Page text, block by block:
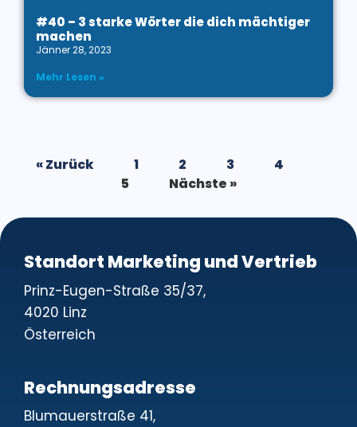
#40 – 3 starke Wörter die dich mächtiger
machen
Jänner 28, 2023
Mehr Lesen »
« Zurück 1 2 3
4
5
Nächste »
Standort Marketing und Vertrieb
Prinz-Eugen-Straße 35/37,
4020 Linz
Österreich
Rechnungsadresse
Blumauerstraße 41,